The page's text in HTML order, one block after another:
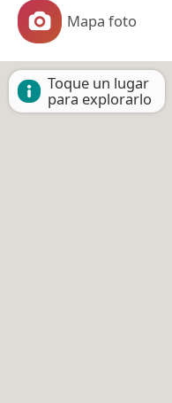
Mapa foto
Toque un lugar
para explorarlo